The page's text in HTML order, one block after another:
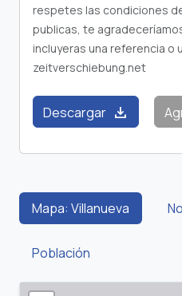
respetes las condiciones
publicas, te
incluyeras una referencia o
zeitverschiebung.net
Descargar download
Mapa: Villanueva
Población